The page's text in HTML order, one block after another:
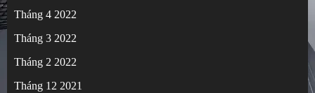
Tháng 4 2022
Tháng 3 2022
Tháng 2 2022
Tháng 12 2021